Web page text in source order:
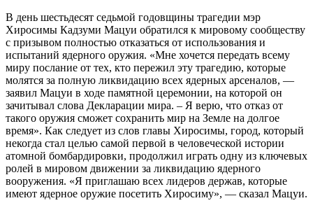
В день шестьдесят седьмой годовщины трагедии мэр
Хиросимы Кадзуми Мацуи обратился к мировому сообществу
с призывом полностью отказаться от использования и
испытаний ядерного оружия. «Мне хочется передать всему
миру послание от тех, кто пережил эту трагедию, которые
молятся за полную ликвидацию всех ядерных арсеналов, —
заявил Мацуи в ходе памятной церемонии, на которой он
зачитывал слова Декларации мира. – Я верю, что отказ от
такого оружия сможет сохранить мир на Земле на долгое
время». Как следует из слов главы Хиросимы, город, который
некогда стал целью самой первой в человеческой истории
атомной бомбардировки, продолжил играть одну из ключевых
ролей в мировом движении за ликвидацию ядерного
вооружения. «Я приглашаю всех лидеров держав, которые
имеют ядерное оружие посетить Хиросиму», — сказал Мацуи.